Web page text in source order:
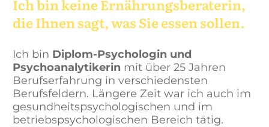
Ich bin keine Ernährungsberaterin,
die Ihnen sagt, was Sie essen sollen.
Ich bin Diplom-Psychologin und
Psychoanalytikerin mit über 25 Jahren
Berufserfahrung in verschiedensten
Berufsfeldern. Längere Zeit war ich auch im
gesundheitspsychologischen und im
betriebspsychologischen Bereich tätig.